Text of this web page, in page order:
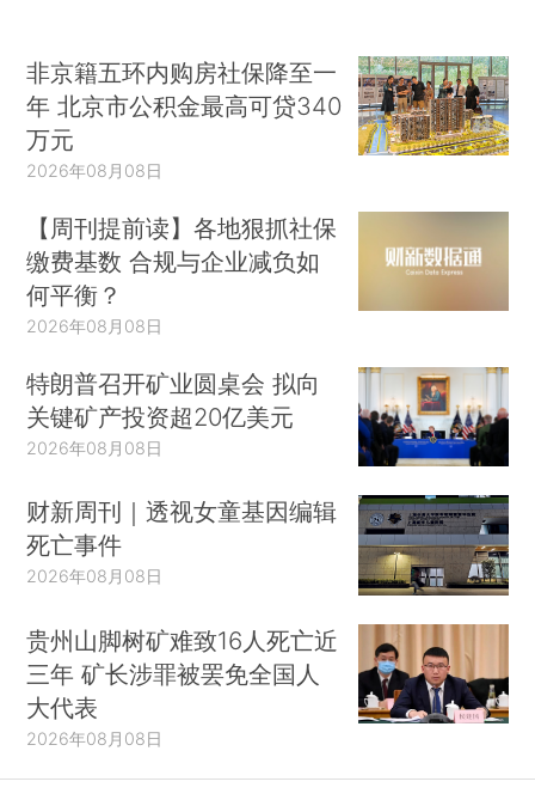
非京籍五环内购房社保降至一
年 北京市公积金最高可贷340
万元
2026年08月08日
【周刊提前读】各地狠抓社保
缴费基数 合规与企业减负如
何平衡？
2026年08月08日
特朗普召开矿业圆桌会 拟向
关键矿产投资超20亿美元
2026年08月08日
财新周刊｜透视女童基因编辑
死亡事件
2026年08月08日
贵州山脚树矿难致16人死亡近
三年 矿长涉罪被罢免全国人
大代表
2026年08月08日